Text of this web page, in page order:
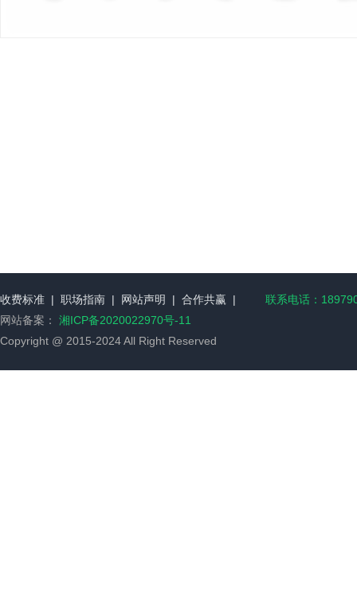
收费标准 | 职场指南 | 网站声明 | 合作共赢 |
联系电话：
网站备案： 湘ICP备2020022970号-11
Copyright @ 2015-2024 All Right Reserved